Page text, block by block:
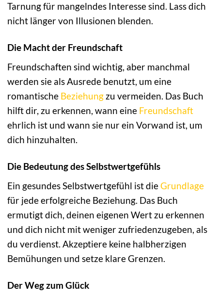
Tarnung für mangelndes Interesse sind. Lass dich
nicht länger von Illusionen blenden.
Die Macht der Freundschaft
Freundschaften sind wichtig, aber manchmal
werden sie als Ausrede benutzt, um eine
romantische Beziehung zu vermeiden. Das Buch
hilft dir, zu erkennen, wann eine Freundschaft
ehrlich ist und wann sie nur ein Vorwand ist, um
dich hinzuhalten.
Die Bedeutung des Selbstwertgefühls
Ein gesundes Selbstwertgefühl ist dieGrundlage
für jede erfolgreiche Beziehung. Das Buch
ermutigt dich, deinen eigenen Wert zu erkennen
und dich nicht mit weniger zufriedenzugeben, als
du verdienst. Akzeptiere keine halbherzigen
Bemühungen und setze klare Grenzen.
Der Weg zum Glück